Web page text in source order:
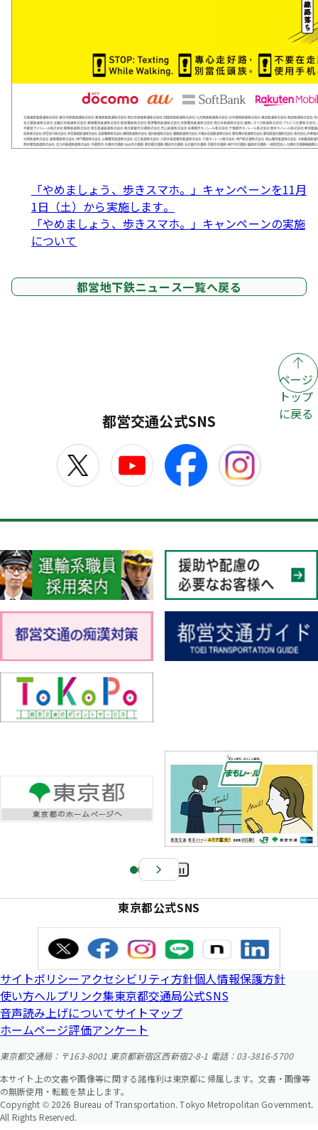
「やめましょう、歩きスマホ。」キャンペーンを11月
1日（土）から実施します。
「やめましょう、歩きスマホ。」キャンペーンの実施
について
都営地下鉄ニュース一覧へ戻る
ページ
トップ
に戻る
都営交通公式SNS
Pa
e
東京都公式SNS
サイトポリシーアクセシビリティ方針個人情報保護方針
使い方ヘルプリンク集東京都交通局公式SNS
音声読み上げについてサイトマップ
ホームページ評価アンケート
東京都交通局：〒163-8001 東京都新宿区西新宿2-8-1 電話：03-3816-5700
本サイト上の文書や画像等に関する諸権利は東京都に帰属します。文書・画像等
の無断使用・転載を禁止します。
Copyright © 2026 Bureau of Transportation. Tokyo Metropolitan Government.
All Rights Reserved.